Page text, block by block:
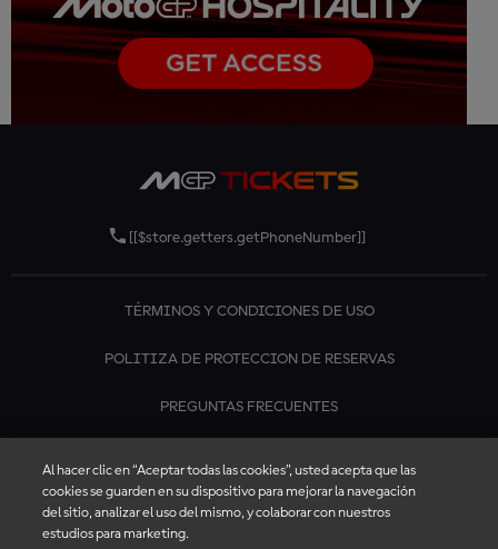
[[$store.getters.getPhoneNumber]]
TÉRMINOS Y CONDICIONES DE USO
POLITIZA DE PROTECCION DE RESERVAS
PREGUNTAS FRECUENTES
Al hacer clic en “Aceptar todas las cookies”, usted acepta que las
cookies se guarden en su dispositivo para mejorar la navegación
del sitio, analizar el uso del mismo, y colaborar con nuestros
estudios para marketing.